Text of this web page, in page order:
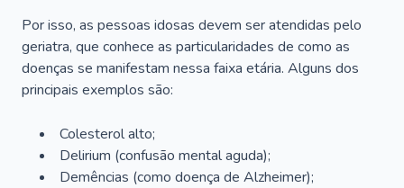
Por isso, as pessoas idosas devem ser atendidas pelo
geriatra, que conhece as particularidades de como as
doenças se manifestam nessa faixa etária. Alguns dos
principais exemplos são:
Colesterol alto;
Delirium (confusão mental aguda);
Demências (como doença de Alzheimer);